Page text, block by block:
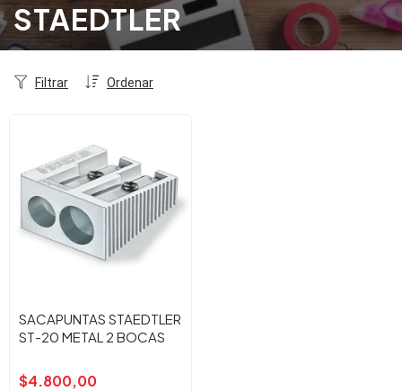
STAEDTLER
Ordenar
Filtrar
SACAPUNTAS STAEDTLER
ST-20 METAL 2 BOCAS
$4.800,00